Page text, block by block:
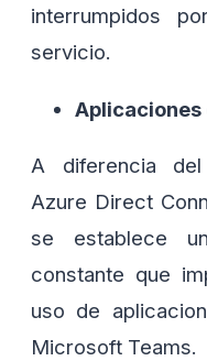
interrumpidos
servicio.
Aplicaciones
A diferencia
Azure Direct
se establece
constante que
uso de
Microsoft Teams.